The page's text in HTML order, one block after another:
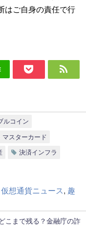
はご自身の責任で行
ルコイン
マスターカード
決済インフラ
仮想通貨ニュース
趣
こまで残る？金融庁の詐